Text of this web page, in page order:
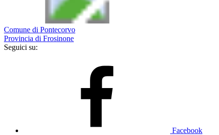
Comune di Pontecorvo
Provincia di Frosinone
Seguici su:
Facebook